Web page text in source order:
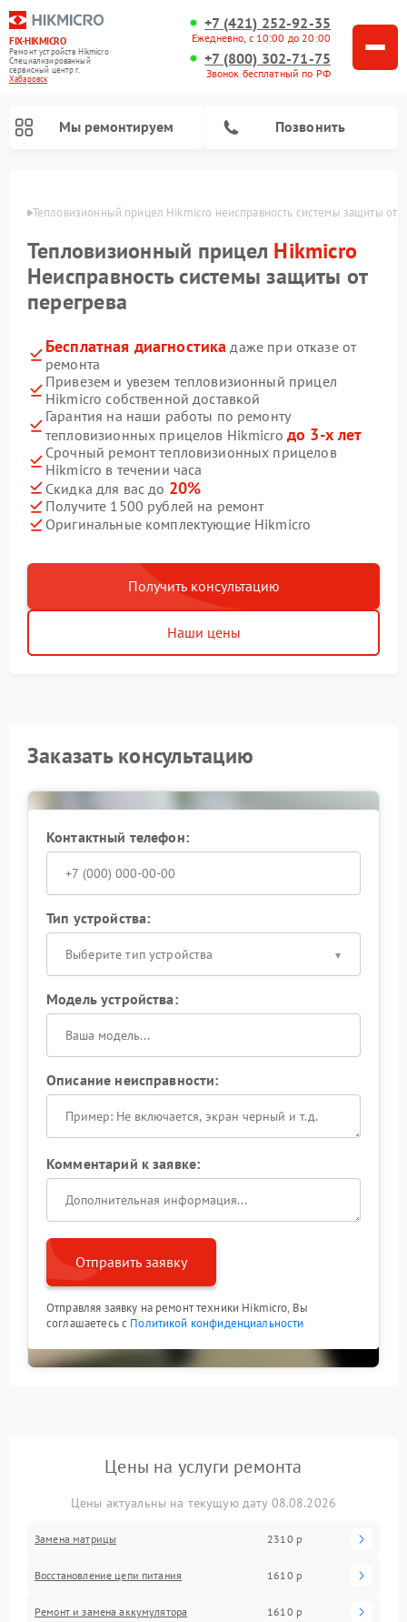
FIX-HIKMICRO
Ремонт устройств Hikmicro
Специализированный
cервисный центр г.
Хабаровск
+7 (421) 252-92-35
Ежедневно, с 10:00 до 20:00
+7 (800) 302-71-75
Звонок бесплатный по РФ
Мы ремонтируем Позвонить
Тепловизионный прицел Hikmicro неисправность системы защиты от
Тепловизионный прицел Hikmicro
Неисправность системы защиты от
перегрева
Бесплатная диагностика даже при отказе от
ремонта
Привезем и увезем тепловизионный прицел
Hikmicro собственной доставкой
Гарантия на наши работы по ремонту
тепловизионных прицелов Hikmicro до 3-х лет
Срочный ремонт тепловизионных прицелов
Hikmicro в течении часа
Скидка для вас до 20%
Получите 1500 рублей на ремонт
Оригинальные комплектующие Hikmicro
Получить консультацию
Наши цены
Заказать консультацию
Контактный телефон:
Тип устройства:
Выберите тип устройства
Модель устройства:
Описание неисправности:
Комментарий к заявке:
Отправить заявку
Отправляя заявку на ремонт техники Hikmicro, Вы
соглашаетесь с Политикой конфиденциальности
Цены на услуги ремонта
Цены актуальны на текущую дату 08.08.2026
Замена матрицы 2310 р
Восстановление цепи питания 1610 р
Ремонт и замена аккумулятора 1610 р